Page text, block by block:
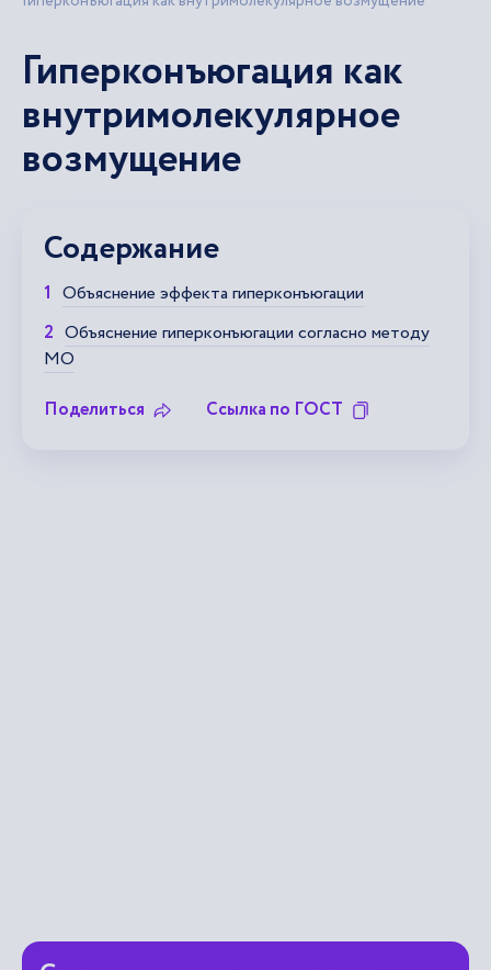
Гиперконъюгация как
внутримолекулярное
возмущение
Содержание
Объяснение эффекта гиперконъюгации
Объяснение гиперконъюгации согласно методу
МО
Поделиться
Ссылка по ГОСТ